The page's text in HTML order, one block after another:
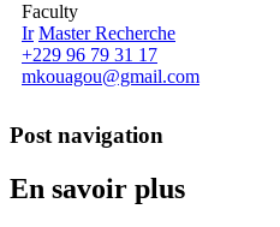
Faculty
Ir Master Recherche
+229 96 79 31 17
mkouagou@gmail.com
Post navigation
En savoir plus